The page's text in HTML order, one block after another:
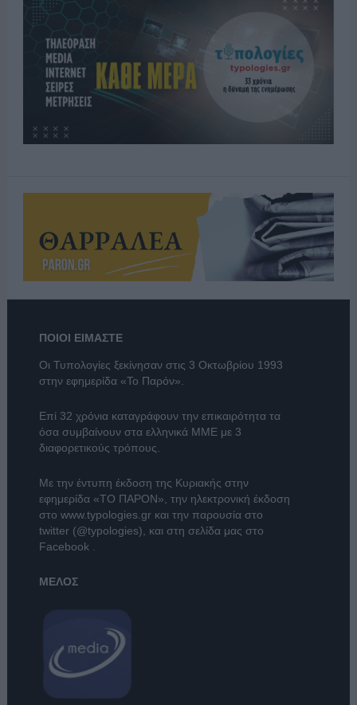
ΠΟΙΟΙ ΕΙΜΑΣΤΕ
Οι Τυπολογίες ξεκίνησαν στις 3 Οκτωβρίου 1993
στην εφημερίδα «Το Παρόν».
Επί 32 χρόνια καταγράφουν την επικαιρότητα τα
όσα συμβαίνουν στα ελληνικά ΜΜΕ με 3
διαφορετικούς τρόπους.
Με την έντυπη έκδοση της Κυριακής στην
εφημερίδα «ΤΟ ΠΑΡΟΝ», την ηλεκτρονική έκδοση
στο www.typologies.grκαι την παρουσία στο
twitter (@typologies), και στη σελίδα μας στο
Facebook .
ΜΕΛΟΣ